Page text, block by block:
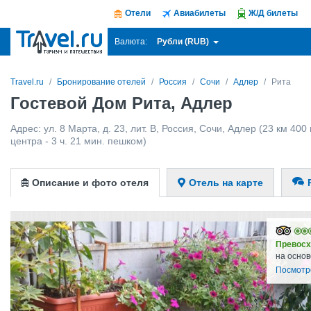
Отели Авиабилеты Ж/Д билеты
Валюта: Рубли (RUB)
Travel.ru Бронирование отелей Россия Сочи Адлер Рита
Гостевой Дом Рита, Адлер
Адрес: ул. 8 Марта, д. 23, лит. В Россия Сочи Адлер (23 км 400
центра - 3 ч. 21 мин. пешком)
Описание и фото отеля Отель на карте
на